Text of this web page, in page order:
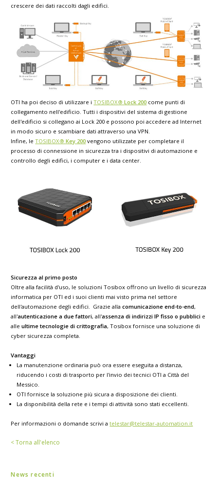
crescere dei dati raccolti dagli edifici.
OTI ha poi deciso di utilizzare iTOSIBOX®Lock 200 come punti di
collegamento nell'edificio. Tutti i dispositivi del sistema di gestione
dell'edificio si collegano ai Lock 200 e possono poi accedere ad Internet
in modo sicuro e scambiare dati attraverso una VPN.
Infine, leTOSIBOX®Key 200 vengono utilizzate per completare il
processo di connessione in sicurezza tra i dispositivi di automazione e
controllo degli edifici, i computer e i data center.
Sicurezza al primo posto
Oltre alla facilità d'uso, le soluzioni Tosibox offrono un livello di sicurezza
informatica per OTI ed i suoi clienti mai visto prima nel settore
dell'automazione degli edifici. Grazie allacomunicazione end-to-end,
all'autenticazione a due fattori, all'assenza di indirizzi IP fisso o pubblici e
alleultime tecnologie di crittografia, Tosibox fornisce una soluzione di
cyber sicurezza completa.
Vantaggi
La manutenzione ordinaria può ora essere eseguita a distanza,
riducendo i costi di trasporto per l'invio dei tecnici OTI a Città del
Messico.
OTI fornisce la soluzione più sicura a disposizione dei clienti.
La disponibilità della rete e i tempi di attività sono stati eccellenti.
Per informazioni o domande scrivi atelestar@telestar-automation.it
< Torna all'elenco
News recenti